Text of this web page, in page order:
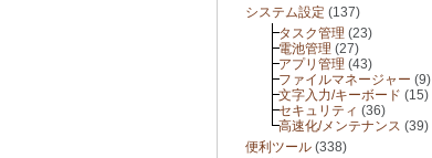
システム設定 (137)
タスク管理 (23)
電池管理 (27)
アプリ管理 (43)
ファイルマネージャー (9)
文字入力/キーボード (15)
セキュリティ (36)
高速化/メンテナンス (39)
便利ツール (338)